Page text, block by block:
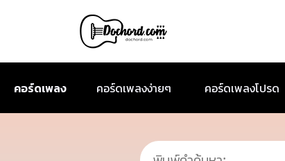
คอร์ดเพลง คอร์ดเพลงง่ายๆ คอร์ดเพลงโปรด